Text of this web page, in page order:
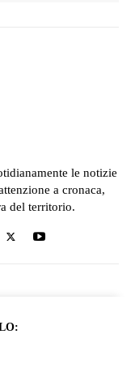
le notizie
a cronaca,
del territorio.